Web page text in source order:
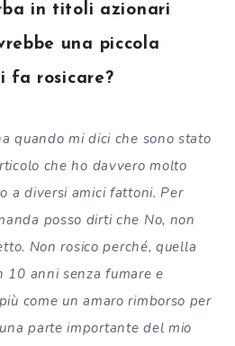
in titoli azionari
una piccola
fa rosicare?
quando mi dici che sono stato
che ho davvero molto
a diversi amici fattoni. Per
posso dirti che No, non
Non rosico perché, quella
10 anni senza fumare e
come un amaro rimborso per
parte importante del mio